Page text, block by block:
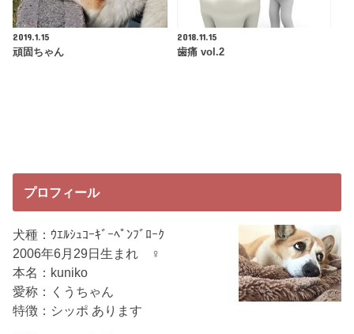
2019.1.15
頑固ちゃん
2018.11.15
歯痛 vol.2
プロフィール
犬種：ｳｴﾙｼｭｺｰｷﾞｰﾍﾟﾝﾌﾞﾛｰｸ
2006年6月29日生まれ ♀
本名：kuniko
愛称：くうちゃん
特徴：シッポ あります